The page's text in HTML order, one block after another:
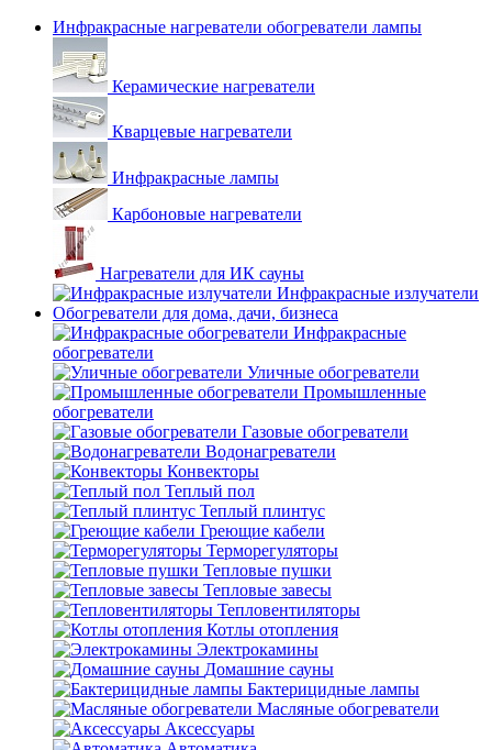
Инфракрасные нагреватели обогреватели лампы
Керамические нагреватели
Кварцевые нагреватели
Инфракрасные лампы
Карбоновые нагреватели
Нагреватели для ИК сауны
Инфракрасные излучатели
Обогреватели для дома, дачи, бизнеса
Инфракрасные
обогреватели
Уличные обогреватели
Промышленные
обогреватели
Газовые обогреватели
Водонагреватели
Конвекторы
Теплый пол
Теплый плинтус
Греющие кабели
Терморегуляторы
Тепловые пушки
Тепловые завесы
Тепловентиляторы
Котлы отопления
Электрокамины
Домашние сауны
Бактерицидные лампы
Масляные обогреватели
Аксессуары